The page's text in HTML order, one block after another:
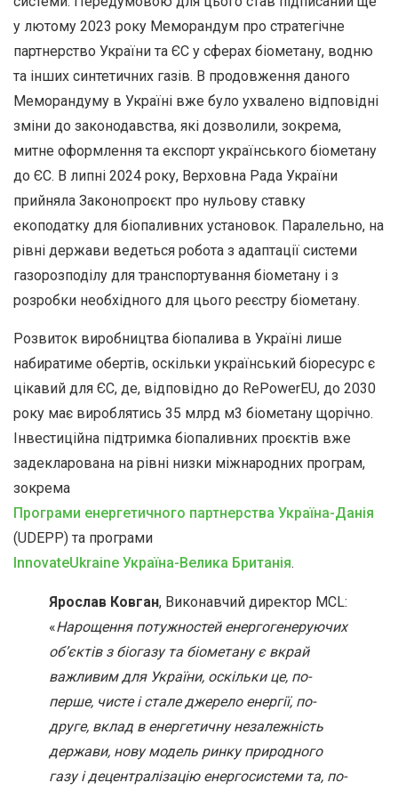
у лютому 2023 року Меморандум про стратегічне
партнерство України та ЄС у сферах біометану, водню
та інших синтетичних газів. В продовження даного
Меморандуму в Україні вже було ухвалено відповідні
зміни до законодавства, які дозволили, зокрема,
митне оформлення та експорт українського біометану
до ЄС. В липні 2024 року, Верховна Рада України
прийняла Законопроєкт про нульову ставку
екоподатку для біопаливних установок. Паралельно, на
рівні держави ведеться робота з адаптації системи
газорозподілу для транспортування біометану і з
розробки необхідного для цього реєстру біометану.
Розвиток виробництва біопалива в Україні лише
набиратиме обертів, оскільки український біоресурс є
цікавий для ЄС, де, відповідно до RePowerEU, до 2030
року має вироблятись 35 млрд м3 біометану щорічно.
Інвестиційна підтримка біопаливних проєктів вже
задекларована на рівні низки міжнародних програм,
зокрема
Програми енергетичного партнерства Україна-Данія
(UDEPP) та програми
InnovateUkraine Україна-Велика Британія.
Ярослав Ковган, Виконавчий директор MCL:
«Нарощення потужностей енергогенеруючих
об’єктів з біогазу та біометану є вкрай
важливим для України, оскільки це, по-
перше, чисте і стале джерело енергії, по-
друге, вклад в енергетичну незалежність
держави, нову модель ринку природного
газу і децентралізацію енергосистеми та, по-